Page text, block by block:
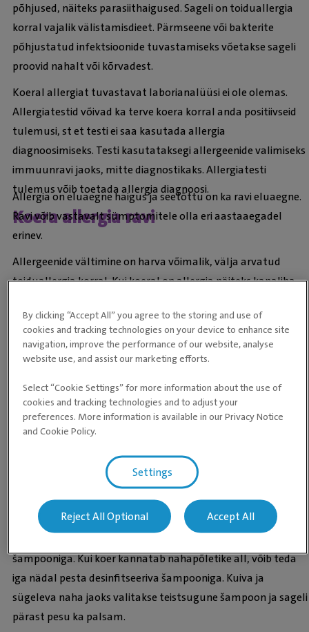
põhjused, näiteks parasiithaigused. Sageli on toiduallergia
korral vajalik välistamisdieet. Pärmseene või bakterite
põhjustatud infektsioonide tuvastamiseks võetakse sageli
proovid nahalt või kõrvadest.
Koeral allergiat tuvastavat laborianalüüsi ei ole olemas.
Allergiatestid võivad ka terve koera korral anda positiivseid
tulemusi, st et testi ei saa kasutada allergia
diagnoosimiseks. Testi kasutataksegi allergeenide valimiseks
immuunravi jaoks, mitte diagnostikaks. Allergiatesti
tulemus võib toetada allergia diagnoosi.
Koera allergia ravi
Allergia on eluaegne haigus ja seetõttu on ka ravi eluaegne.
Ravi võib vastavalt sümptomitele olla eri aastaaegadel
erinev.
Allergeenide vältimine on harva võimalik, välja arvatud
toiduallergia korral. Kui koeral on allergia näiteks kanaliha
närimispulki, mis sisaldavad kana. Kodutolmulestade
vältimiseks võib koerale valida näiteks sellise aseme, mida
saab pesta 60-kraadises vees. Laotolmulestade esinemise
laotolmulestade hirmus kuivtoitu, kuid kui seda säilitada
õigesti, ei ole see märkimisväärne riskitegur.
Laotolmulestade allergiat ei saa ravida üksnes kuivtoidu
vältimisega, sest uuringute kohaselt on neid kodustes
tingimustes rohkem kui kuivtoidus. Õietolmuallergiat ja
keskkonnas esinevat hallitust on praktiliselt võimatu
vältida.
šampooniga. Kui koer kannatab nahapõletike all, võib teda
iga nädal pesta desinfitseeriva šampooniga. Kuiva ja
sügeleva naha jaoks valitakse teistsugune šampoon ja sageli
pärast pesu ka palsam.
By clicking “Accept All” you agree to the storing and use of
cookies and tracking technologies on your device to enhance site
navigation, improve the performance of our website, analyse
website use, and assist our marketing efforts.
Select “Cookie Settings” for more information about the use of
cookies and tracking technologies and to adjust your
preferences. More information is available in our Privacy Notice
and Cookie Policy.
Settings
Reject All Optional Accept All